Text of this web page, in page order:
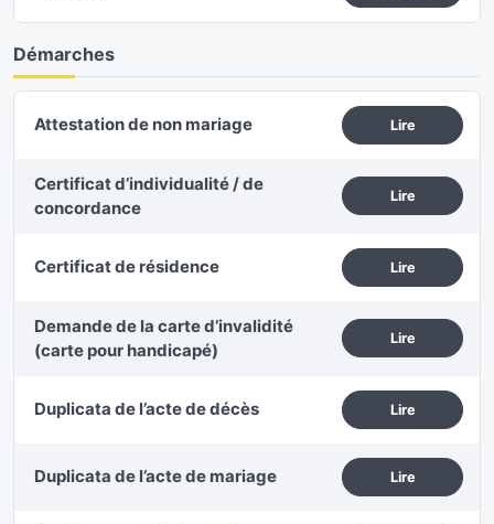
Démarches
Attestation de non mariage Lire
Certificat d’individualité / de
concordance
Lire
Certificat de résidence Lire
Demande de la carte d’invalidité
(carte pour handicapé)
Lire
Duplicata de l’acte de décès Lire
Duplicata de l’acte de mariage Lire